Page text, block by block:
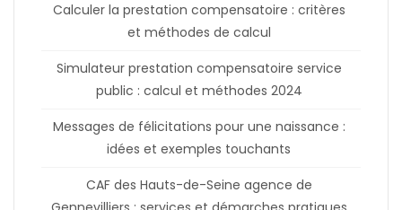
Calculer la prestation compensatoire : critères
et méthodes de calcul
Simulateur prestation compensatoire service
public : calcul et méthodes 2024
Messages de félicitations pour une naissance :
idées et exemples touchants
CAF des Hauts-de-Seine agence de